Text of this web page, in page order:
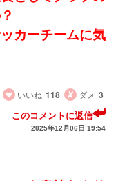
カーチームに気
いいね 118 ダメ 3
このコメントに返信
2025年12月06日 19:54